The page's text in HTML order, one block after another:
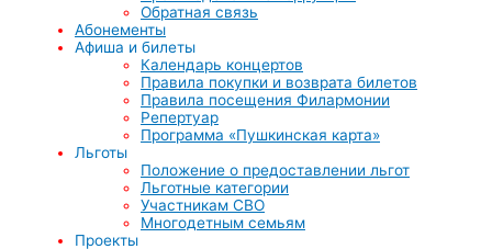
Обратная связь
Абонементы
Афиша и билеты
Календарь концертов
Правила покупки и возврата билетов
Правила посещения Филармонии
Репертуар
Программа «Пушкинская карта»
Льготы
Положение о предоставлении льгот
Льготные категории
Участникам СВО
Многодетным семьям
Проекты